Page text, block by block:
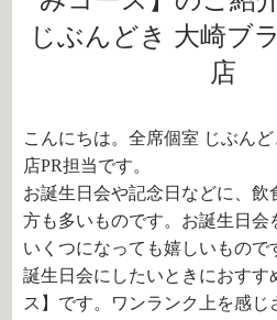
じぶんどき 大崎ブ
店
こんにちは。全席個室 じぶん
店PR担当です。
お誕生日会や記念日などに、飲
方も多いものです。お誕生日会
いくつになっても嬉しいもので
誕生日会にしたいときにおすす
ス】です。ワンランク上を感